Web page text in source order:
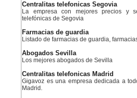
Centralitas telefonicas Segovia
La empresa con mejores precios y
telefónicas de Segovia
Farmacias de guardia
Listado de farmacias de guardia,
Abogados Sevilla
Los mejores abogados de Sevilla
Centralitas telefonicas Madrid
Gigavoz es una empresa dedicada a
Madrid.